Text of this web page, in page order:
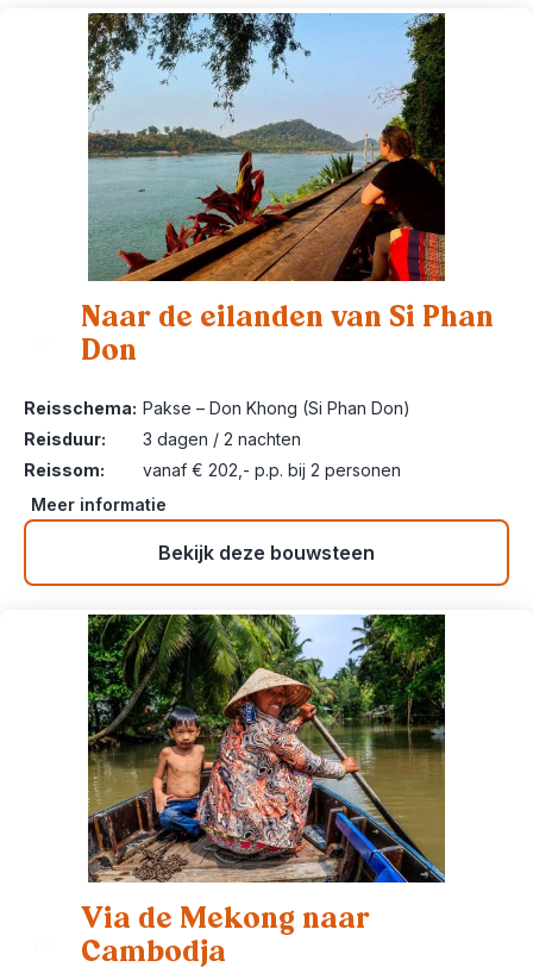
Naar de eilanden van Si Phan
Don
Reisschema: Pakse – Don Khong (Si Phan Don)
Reisduur:
3 dagen / 2 nachten
Reissom:
vanaf € 202,- p.p. bij 2 personen
Meer informatie
Bekijk deze bouwsteen
Via de Mekong naar
Cambodja